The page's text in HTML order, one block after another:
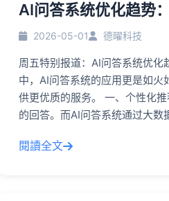
AI问答系统优化趋势
2026-05-01 德曜科技
周五特别报道：AI问答系统优
中，AI问答系统的应用更是如
供更优质的服务。 一、个性化
的回答。而AI问答系统通过大数
閱讀全文